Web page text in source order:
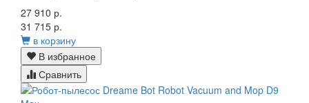
27 910 р.
31 715 р.
в корзину
В избранное
Сравнить